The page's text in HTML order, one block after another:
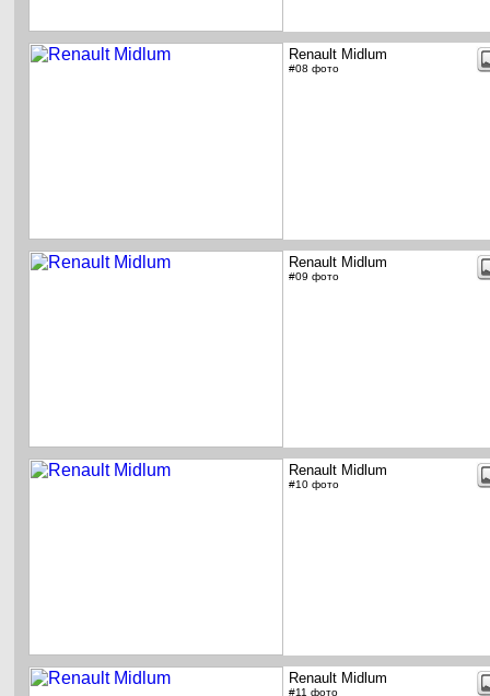
Renault Midlum
#08 фото
Renault Midlum
#09 фото
Renault Midlum
#10 фото
Renault Midlum
#11 фото